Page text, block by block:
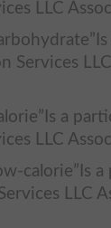
LLC
Services
a
LLC
calorie”Is a
LLC